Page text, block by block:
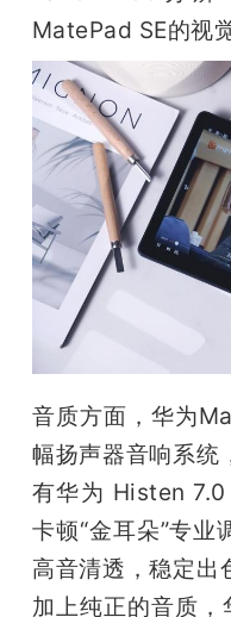
MatePad SE的视
音质方面，华为
幅扬声器音响系统
有华为 Histen
卡顿“金耳朵”专业
高音清透，稳定出
加上纯正的音质